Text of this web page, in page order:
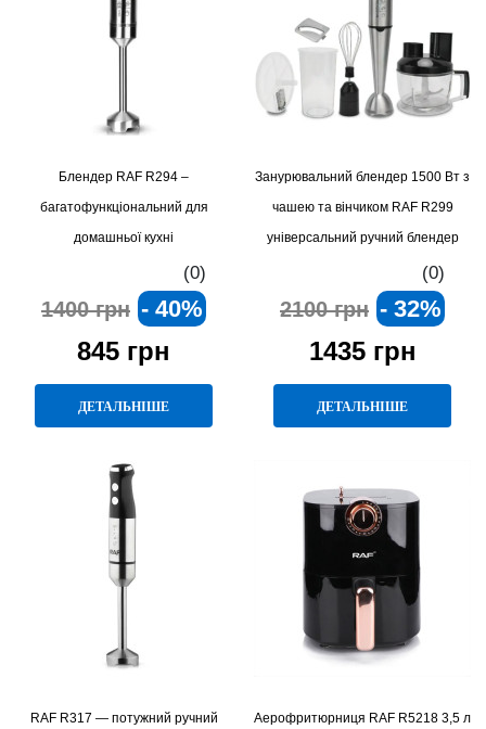
Блендер RAF R294 –
багатофункціональний для
домашньої кухні
(0)
1400 грн - 40%
845 грн
ДЕТАЛЬНІШЕ
Занурювальний блендер 1500 Вт з
чашею та вінчиком RAF R299
універсальний ручний блендер
(0)
2100 грн - 32%
1435 грн
ДЕТАЛЬНІШЕ
RAF R317 — потужний ручний
Аерофритюрниця RAF R5218 3,5 л